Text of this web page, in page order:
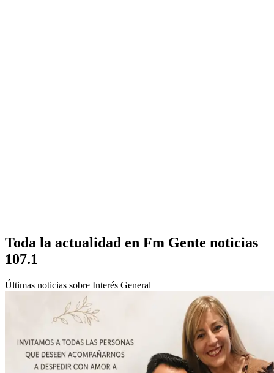
Toda la actualidad en Fm Gente noticias
107.1
Últimas noticias sobre Interés General